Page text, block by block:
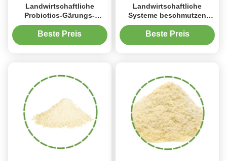
Landwirtschaftliche
Probiotics-Gärungs-
Bakterien-
Mikrobenimpfstoffe als
Beste Preis
Landwirtschaftliche
Systeme beschmutzen
Probiotics für Anlagen,
Wurzel-, diefäule Mikroben
Beste Preis